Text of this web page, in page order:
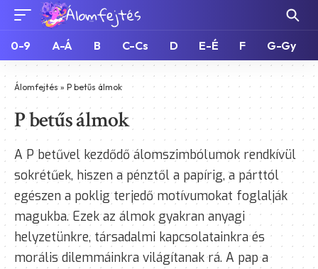
0-9 A-Á B C-Cs D E-É F G-Gy
Álomfejtés» P betűs álmok
P betűs álmok
A P betűvel kezdődő álomszimbólumok rendkívül
sokrétűek, hiszen a pénztől a papírig, a párttól
egészen a poklig terjedő motívumokat foglalják
magukba. Ezek az álmok gyakran anyagi
helyzetünkre, társadalmi kapcsolatainkra és
morális dilemmáinkra világítanak rá. A pap a